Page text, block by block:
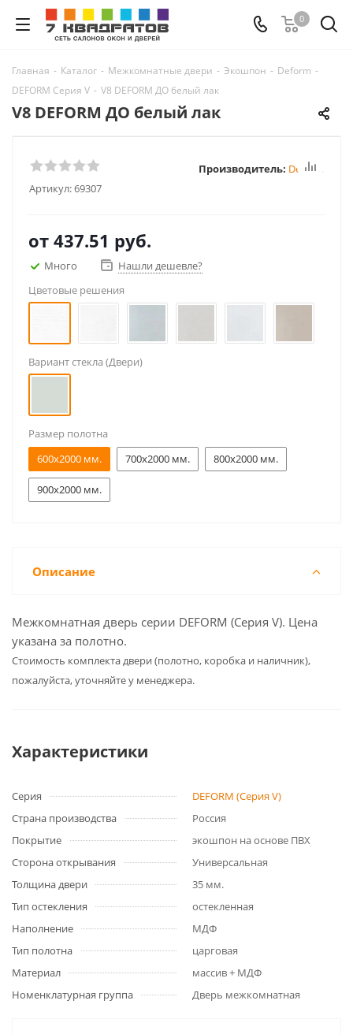
0
Главная - Каталог - Межкомнатные двери - Экошпон - Deform -
DEFORM Серия V - V8 DEFORM ДО белый лак
V8 DEFORM ДО белый лак
Артикул:69307
Производитель: Deform
от 437.51 руб.
Много
Нашли дешевле?
Цветовые решения
Вариант стекла (Двери)
Размер полотна
600x2000 мм.
700x2000 мм. 800x2000 мм.
900x2000 мм.
Описание
Межкомнатная дверь серии DEFORM (Серия V). Цена
указана за полотно.
Cтоимость комплекта двери (полотно, коробка и наличник),
пожалуйста, уточняйте у менеджера.
Характеристики
Серия
DEFORM (Серия V)
Страна производства
Россия
Покрытие
экошпон на основе ПВХ
Сторона открывания
Универсальная
Толщина двери
35 мм.
Тип остекления
остекленная
Наполнение
МДФ
Тип полотна
царговая
Материал
массив + МДФ
Номенклатурная группа
Дверь межкомнатная